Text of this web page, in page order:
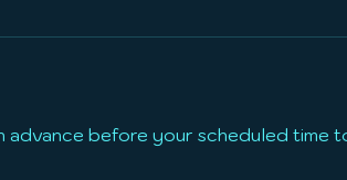
advance before your scheduled time